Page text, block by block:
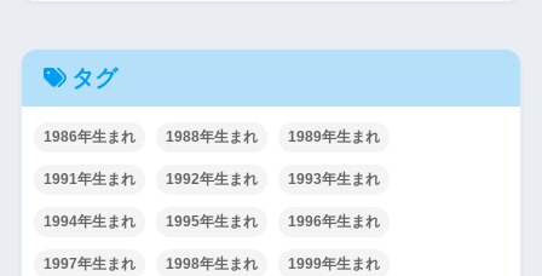
タグ
1986年生まれ 1988年生まれ 1989年生まれ
1991年生まれ 1992年生まれ 1993年生まれ
1994年生まれ 1995年生まれ 1996年生まれ
1997年生まれ 1998年生まれ 1999年生まれ